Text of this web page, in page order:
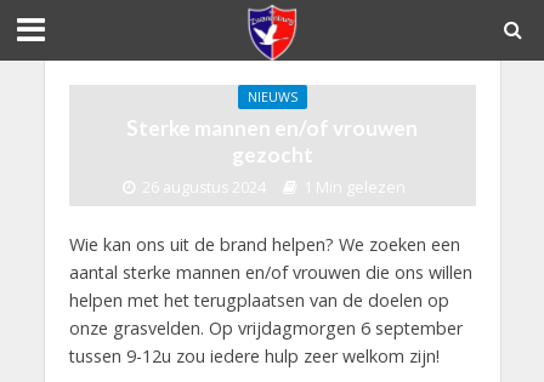
NIEUWS
Sterke mannen en/of vrouwen
gezocht
26 augustus 2024 1 Min gelezen
Wie kan ons uit de brand helpen? We zoeken een
aantal sterke mannen en/of vrouwen die ons willen
helpen met het terugplaatsen van de doelen op
onze grasvelden. Op vrijdagmorgen 6 september
tussen 9-12u zou iedere hulp zeer welkom zijn!